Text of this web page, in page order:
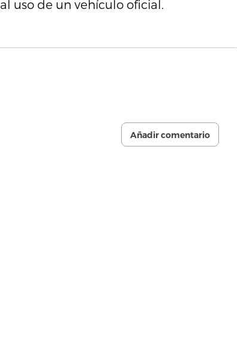
uso de un vehículo oficial.
Añadir comentario